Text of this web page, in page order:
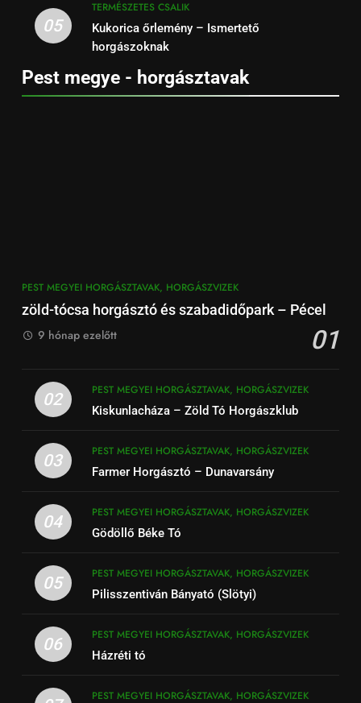
05
TERMÉSZETES CSALIK
Kukorica őrlemény – Ismertető
horgászoknak
Pest megye - horgásztavak
PEST MEGYEI HORGÁSZTAVAK, HORGÁSZVIZEK
zöld-tócsa horgásztó és szabadidőpark – Pécel
01
9 hónap ezelőtt
02
PEST MEGYEI HORGÁSZTAVAK, HORGÁSZVIZEK
Kiskunlacháza – Zöld Tó Horgászklub
03
PEST MEGYEI HORGÁSZTAVAK, HORGÁSZVIZEK
Farmer Horgásztó – Dunavarsány
04
PEST MEGYEI HORGÁSZTAVAK, HORGÁSZVIZEK
Gödöllő Béke Tó
05
PEST MEGYEI HORGÁSZTAVAK, HORGÁSZVIZEK
Pilisszentiván Bányató (Slötyi)
06
PEST MEGYEI HORGÁSZTAVAK, HORGÁSZVIZEK
Házréti tó
PEST MEGYEI HORGÁSZTAVAK, HORGÁSZVIZEK